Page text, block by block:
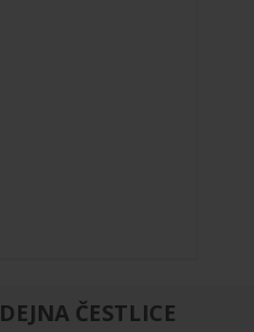
ČESTLICE